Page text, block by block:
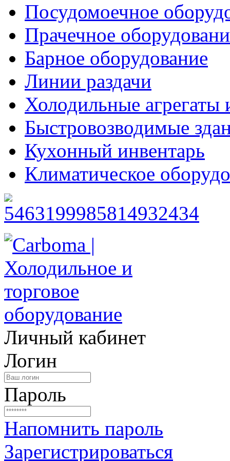
Посудомоечное
Прачечное
Барное оборудование
Линии раздачи
Холодильные агрегаты
Быстровозводимые
Кухонный инвентарь
Климатическое
Личный кабинет
Логин
Пароль
Напомнить пароль
Зарегистрироваться